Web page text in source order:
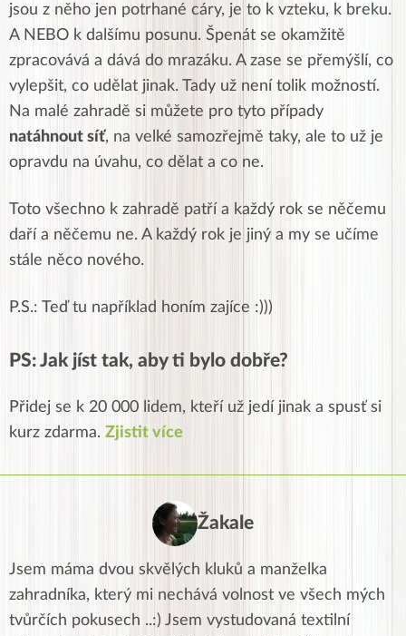
jsou z něho jen potrhané cáry, je to k vzteku, k breku.
A NEBO k dalšímu posunu. Špenát se okamžitě
zpracovává a dává do mrazáku. A zase se přemýšlí, co
vylepšit, co udělat jinak. Tady už není tolik možností.
Na malé zahradě si můžete pro tyto případy
natáhnout síť, na velké samozřejmě taky, ale to už je
opravdu na úvahu, co dělat a co ne.
Toto všechno k zahradě patří a každý rok se něčemu
daří a něčemu ne. A každý rok je jiný a my se učíme
stále něco nového.
P.S.: Teď tu například honím zajíce :)))
PS: Jak jíst tak, aby ti bylo dobře?
Přidej se k 20 000 lidem, kteří už jedí jinak a spusť si
kurz zdarma. Zjistit více
Žakale
Jsem máma dvou skvělých kluků a manželka
zahradníka, který mi nechává volnost ve všech mých
tvůrčích pokusech ..:) Jsem vystudovaná textilní